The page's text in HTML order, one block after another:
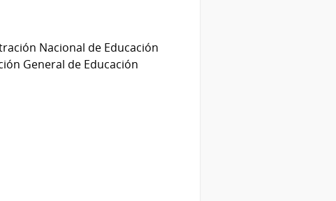
Nacional de Educación
General de Educación